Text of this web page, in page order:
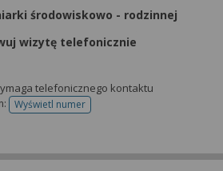
środowiskowo - rodzinnej
wizytę telefonicznie
telefonicznego kontaktu
Wyświetl numertelefonu do rejestracji